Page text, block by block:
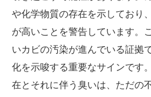
や化学物質の存在を示しており
が高いことを警告しています。
いカビの汚染が進んでいる証拠
化を示唆する重要なサインです
在とそれに伴う臭いは、ただの